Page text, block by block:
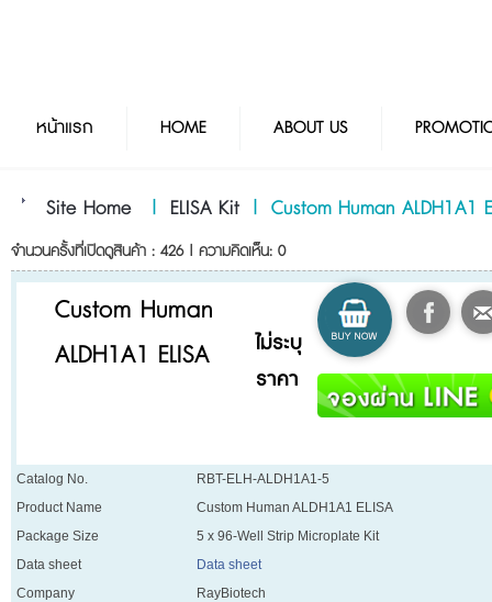
หน้าแรก HOME ABOUT US
Site Home | ELISA Kit | Custom Human ALDH1A1
จำนวนครั้งที่เปิดดูสินค้า : 426 | ความคิดเห็น: 0
Custom Human
ALDH1A1 ELISA
ไม่ระบุ
ราคา
Catalog No.
RBT-ELH-ALDH1A1-5
Product Name
Custom Human ALDH1A1 ELISA
Package Size
5 x 96-Well Strip Microplate Kit
Data sheet
Data sheet
Company
RayBiotech